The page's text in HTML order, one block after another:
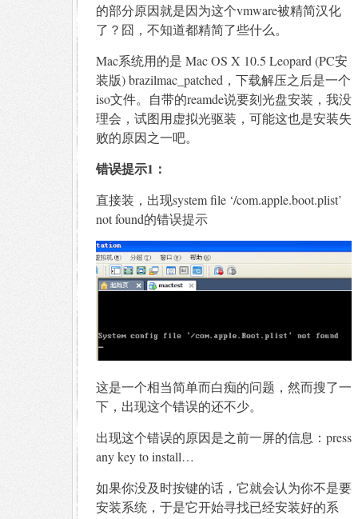
的部分原因就是因为这个vmware被精简汉化
了？囧，不知道都精简了些什么。
Mac系统用的是 Mac OS X 10.5 Leopard (PC安
装版) brazilmac_patched，下载解压之后是一个
iso文件。自带的reamde说要刻光盘安装，我没
理会，试图用虚拟光驱装，可能这也是安装失
败的原因之一吧。
错误提示1：
直接装，出现system file ‘/com.apple.boot.plist’
not found的错误提示
这是一个相当简单而白痴的问题，然而搜了一
下，出现这个错误的还不少。
出现这个错误的原因是之前一屏的信息：press
any key to install…
如果你没及时按键的话，它就会认为你不是要
安装系统，于是它开始寻找已经安装好的系